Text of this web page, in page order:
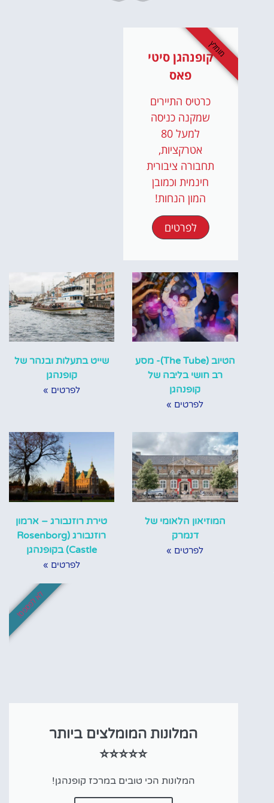
קופנהגן סיטי
פאס
כרטיס התיירים
שמקנה כניסה
למעל 80
אטרקציות,
תחבורה ציבורית
חינמית וכמובן
המון הנחות!
לפרטים
מומלץ
הטיוב (The Tube)- מסע
רב חושי בליבה של
קופנהגן
לפרטים »
שייט בתעלות ובנהר של
קופנהגן
לפרטים »
המוזיאון הלאומי של
דנמרק
לפרטים »
טירת רוזנבורג – ארמון
רוזנבורג (Rosenborg
Castle) בקופנהגן
לפרטים »
המלונות המומלצים ביותר
⭐⭐⭐⭐⭐
המלונות הכי טובים במרכז קופנהגן!
לא לפספס!